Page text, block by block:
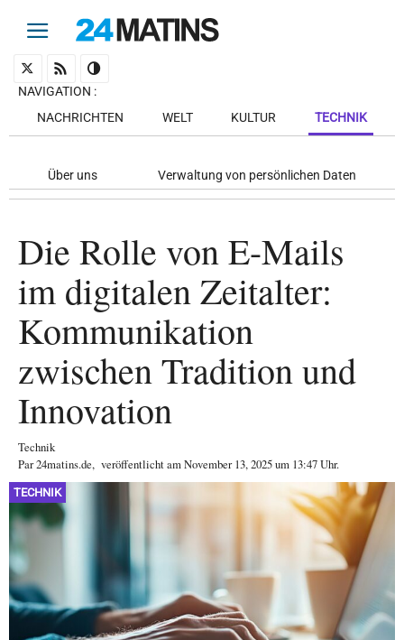
NAVIGATION :
NACHRICHTEN
WELT KULTUR TECHNIK
Über uns Verwaltung von persönlichen Daten
Die Rolle von E-Mails
im digitalen Zeitalter:
Kommunikation
zwischen Tradition und
Innovation
Technik
Par24matins.de, veröffentlicht amNovember 13, 2025um 13:47 Uhr.
TECHNIK